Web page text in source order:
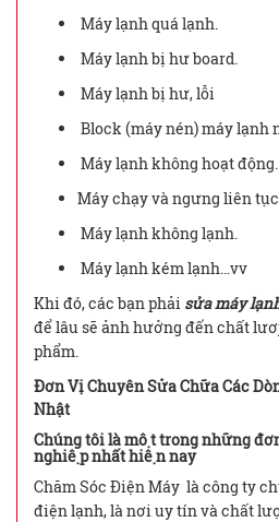
Máy lạnh quá lạnh.
Máy lạnh bị hư board.
Máy lạnh bị hư, lỗi
Block (máy nén) máy lạnh
Máy lạnh không hoạt động.
Máy chạy và ngưng liên tục.
Máy lạnh không lạnh.
Máy lạnh kém lạnh…vv
Khi đó, các bạn phải sửa máy
để lâu sẽ ảnh hưởng đến chất
phẩm.
Đơn Vị Chuyên Sửa Chữa Các
Nhật
Chúng tôi là một trong những
nghiệp nhất hiện nay
Chăm Sóc Điện Máy là công ty
điện lạnh, là nơi uy tín và chất